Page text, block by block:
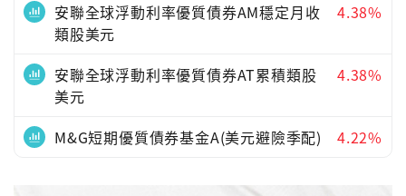
安聯全球浮動利率優質債券AM穩定月收
類股美元
4.38%
安聯全球浮動利率優質債券AT累積類股
美元
4.38%
M&G短期優質債券基金A(美元避險季配) 4.22%